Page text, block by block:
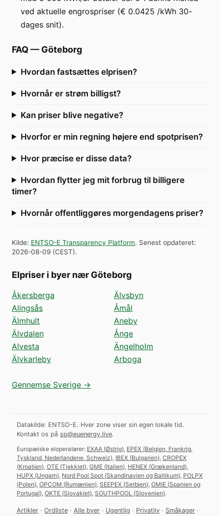
ved aktuelle engrospriser (€ 0.0425 /kWh 30-
dages snit).
FAQ — Göteborg
Hvordan fastsættes elprisen?
Hvornår er strøm billigst?
Kan priser blive negative?
Hvorfor er min regning højere end spotprisen?
Hvor præcise er disse data?
Hvordan flytter jeg mit forbrug til billigere
timer?
Hvornår offentliggøres morgendagens priser?
Kilde: ENTSO-E Transparency Platform. Senest opdateret:
2026-08-09 (CEST).
Elpriser i byer nær Göteborg
Åkersberga
Alingsås
Älmhult
Älvdalen
Alvesta
Älvkarleby
Älvsbyn
Åmål
Aneby
Ånge
Ängelholm
Arboga
Gennemse Sverige →
Datakilde: ENTSO-E. Hver zone viser sin egen lokale tid.
Kontakt os på sp@euenergy.live.
Europæiske eloperatører: EXAA (Østrig) EPEX (Belgien, Frankrig,
Tyskland, Nederlandene, Schweiz) IBEX (Bulgarien) CROPEX
(Kroatien) OTE (Tjekkiet) GME (Italien) HENEX (Grækenland)
HUPX (Ungarn) Nord Pool Spot (Skandinavien og Baltikum) POLPX
(Polen) OPCOM (Rumænien) SEEPEX (Serbien) OMIE (Spanien og
Portugal) OKTE (Slovakiet) SOUTHPOOL (Slovenien).
Artikler · Ordliste · Alle byer · Ugentlig · Privatliv · Småkager ·